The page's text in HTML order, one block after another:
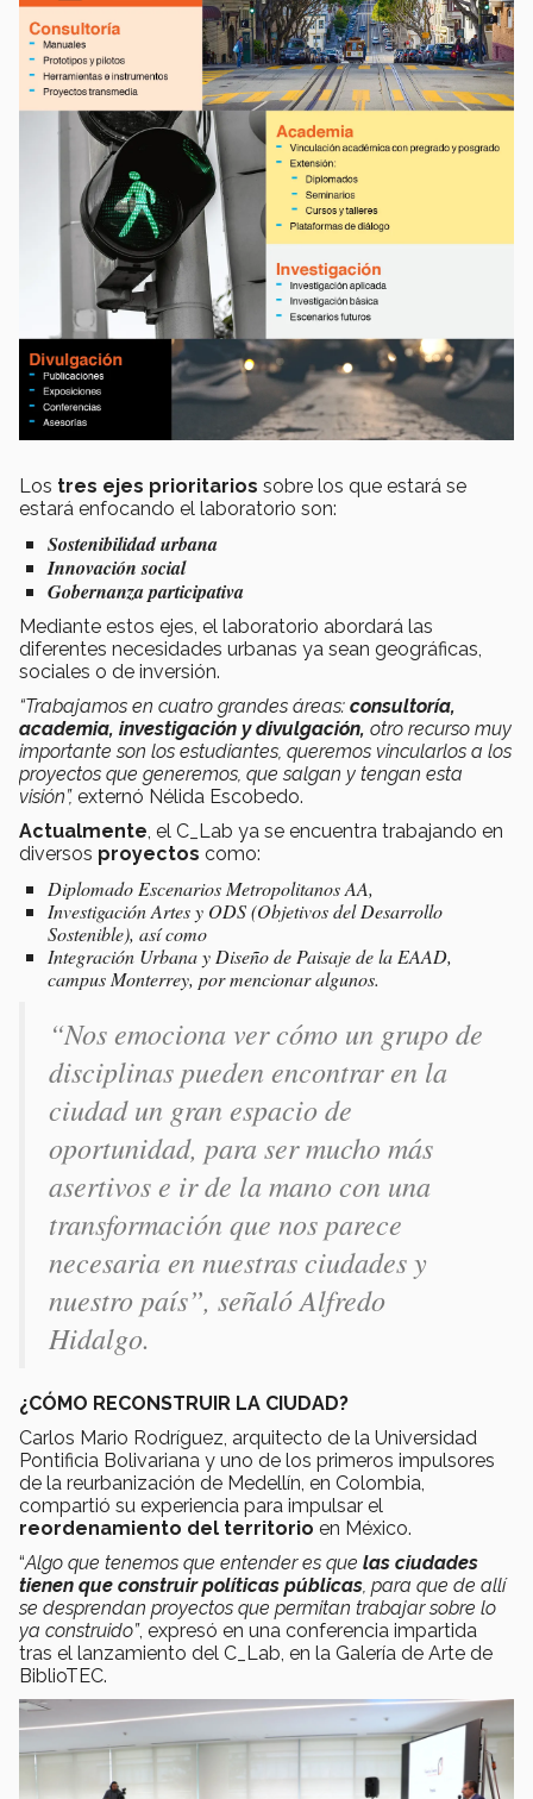
Los tres ejes prioritarios sobre los que estará se
estará enfocando el laboratorio son:
Sostenibilidad urbana
Innovación social
Gobernanza participativa
Mediante estos ejes, el laboratorio abordará las
diferentes necesidades urbanas ya sean geográficas,
sociales o de inversión.
“Trabajamos en cuatro grandes áreas: consultoría,
academia, investigación y divulgación, otro recurso muy
importante son los estudiantes, queremos vincularlos a los
proyectos que generemos, que salgan y tengan esta
visión”, externó Nélida Escobedo.
Actualmente, el C_Lab ya se encuentra trabajando en
diversos proyectos como:
Diplomado Escenarios Metropolitanos AA,
Investigación Artes y ODS (Objetivos del Desarrollo
Sostenible), así como
Integración Urbana y Diseño de Paisaje de la EAAD,
campus Monterrey, por mencionar algunos.
“Nos emociona ver cómo un grupo de
disciplinas pueden encontrar en la
ciudad un gran espacio de
oportunidad, para ser mucho más
asertivos e ir de la mano con una
transformación que nos parece
necesaria en nuestras ciudades y
nuestro país”, señaló Alfredo
Hidalgo.
¿CÓMO RECONSTRUIR LA CIUDAD?
Carlos Mario Rodríguez, arquitecto de la Universidad
Pontificia Bolivariana y uno de los primeros impulsores
de la reurbanización de Medellín, en Colombia,
compartió su experiencia para impulsar el
reordenamiento del territorio en México.
“Algo que tenemos que entender es que las ciudades
tienen que construir políticas públicas, para que de allí
se desprendan proyectos que permitan trabajar sobre lo
ya construido”, expresó en una conferencia impartida
tras el lanzamiento del C_Lab, en la Galería de Arte de
BiblioTEC.